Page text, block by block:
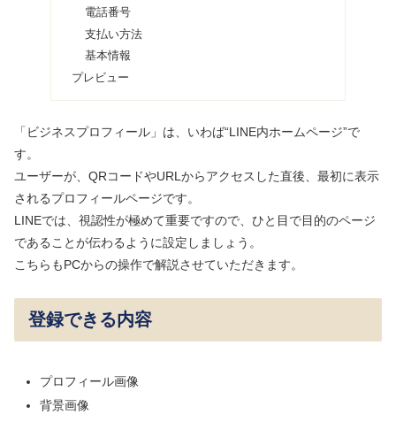
電話番号
支払い方法
基本情報
プレビュー
「ビジネスプロフィール」は、いわば“LINE内ホームページ”で
す。
ユーザーが、QRコードやURLからアクセスした直後、最初に表示
されるプロフィールページです。
LINEでは、視認性が極めて重要ですので、ひと目で目的のページ
であることが伝わるように設定しましょう。
こちらもPCからの操作で解説させていただきます。
登録できる内容
プロフィール画像
背景画像